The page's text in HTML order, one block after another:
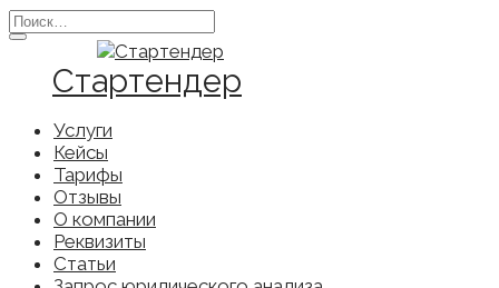
Перейти
к
содержанию
Search
for:
Стартендер
Услуги
Кейсы
Тарифы
Отзывы
О компании
Реквизиты
Статьи